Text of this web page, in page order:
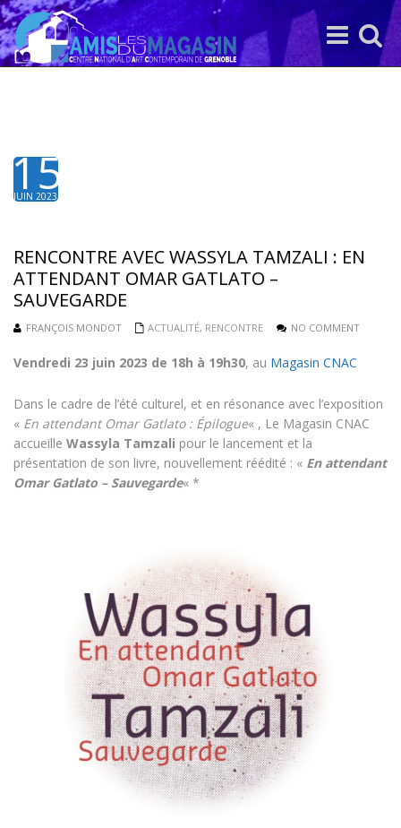
Toggle
search
Toggle
navigation
15
JUIN 2023
RENCONTRE AVEC WASSYLA TAMZALI : EN
ATTENDANT OMAR GATLATO –
SAUVEGARDE
FRANÇOIS MONDOT ACTUALITÉ, RENCONTRE NO COMMENT
Vendredi 23 juin 2023 de 18h à 19h30, au Magasin CNAC
Dans le cadre de l’été culturel, et en résonance avec l’exposition
« En attendant Omar Gatlato : Épilogue« , Le Magasin CNAC
accueille Wassyla Tamzali pour le lancement et la
présentation de son livre, nouvellement réédité : « En attendant
Omar Gatlato – Sauvegarde« *